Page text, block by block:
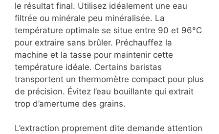
le résultat final. Utilisez idéalement une eau
filtrée ou minérale peu minéralisée. La
température optimale se situe entre 90 et 96°C
pour extraire sans brûler. Préchauffez la
machine et la tasse pour maintenir cette
température idéale. Certains baristas
transportent un thermomètre compact pour plus
de précision. Évitez l’eau bouillante qui extrait
trop d’amertume des grains.
L’extraction proprement dite demande attention